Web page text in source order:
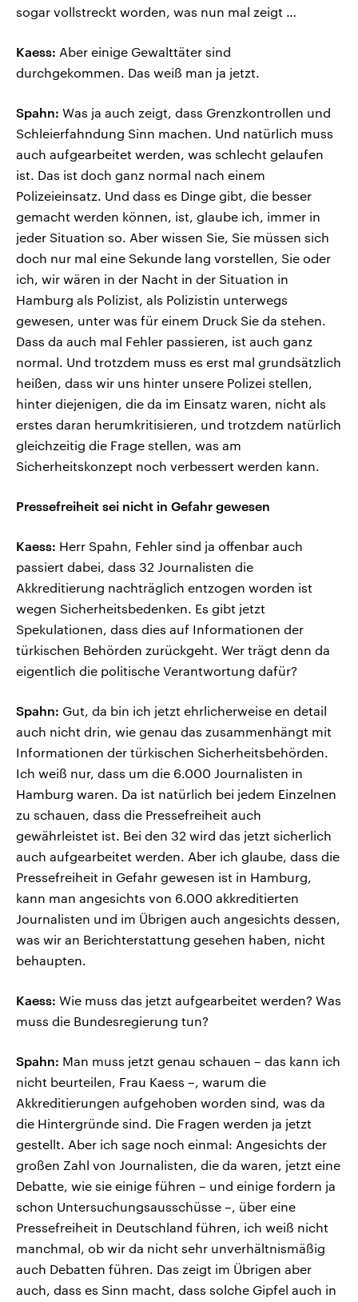
sogar vollstreckt worden, was nun mal zeigt …
Kaess: Aber einige Gewalttäter sind
durchgekommen. Das weiß man ja jetzt.
Spahn: Was ja auch zeigt, dass Grenzkontrollen und
Schleierfahndung Sinn machen. Und natürlich muss
auch aufgearbeitet werden, was schlecht gelaufen
ist. Das ist doch ganz normal nach einem
Polizeieinsatz. Und dass es Dinge gibt, die besser
gemacht werden können, ist, glaube ich, immer in
jeder Situation so. Aber wissen Sie, Sie müssen sich
doch nur mal eine Sekunde lang vorstellen, Sie oder
ich, wir wären in der Nacht in der Situation in
Hamburg als Polizist, als Polizistin unterwegs
gewesen, unter was für einem Druck Sie da stehen.
Dass da auch mal Fehler passieren, ist auch ganz
normal. Und trotzdem muss es erst mal grundsätzlich
heißen, dass wir uns hinter unsere Polizei stellen,
hinter diejenigen, die da im Einsatz waren, nicht als
erstes daran herumkritisieren, und trotzdem natürlich
gleichzeitig die Frage stellen, was am
Sicherheitskonzept noch verbessert werden kann.
Pressefreiheit sei nicht in Gefahr gewesen
Kaess: Herr Spahn, Fehler sind ja offenbar auch
passiert dabei, dass 32 Journalisten die
Akkreditierung nachträglich entzogen worden ist
wegen Sicherheitsbedenken. Es gibt jetzt
Spekulationen, dass dies auf Informationen der
türkischen Behörden zurückgeht. Wer trägt denn da
eigentlich die politische Verantwortung dafür?
Spahn: Gut, da bin ich jetzt ehrlicherweise en detail
auch nicht drin, wie genau das zusammenhängt mit
Informationen der türkischen Sicherheitsbehörden.
Ich weiß nur, dass um die 6.000 Journalisten in
Hamburg waren. Da ist natürlich bei jedem Einzelnen
zu schauen, dass die Pressefreiheit auch
gewährleistet ist. Bei den 32 wird das jetzt sicherlich
auch aufgearbeitet werden. Aber ich glaube, dass die
Pressefreiheit in Gefahr gewesen ist in Hamburg,
kann man angesichts von 6.000 akkreditierten
Journalisten und im Übrigen auch angesichts dessen,
was wir an Berichterstattung gesehen haben, nicht
behaupten.
Kaess: Wie muss das jetzt aufgearbeitet werden? Was
muss die Bundesregierung tun?
Spahn: Man muss jetzt genau schauen – das kann ich
nicht beurteilen, Frau Kaess –, warum die
Akkreditierungen aufgehoben worden sind, was da
die Hintergründe sind. Die Fragen werden ja jetzt
gestellt. Aber ich sage noch einmal: Angesichts der
großen Zahl von Journalisten, die da waren, jetzt eine
Debatte, wie sie einige führen – und einige fordern ja
schon Untersuchungsausschüsse –, über eine
Pressefreiheit in Deutschland führen, ich weiß nicht
manchmal, ob wir da nicht sehr unverhältnismäßig
auch Debatten führen. Das zeigt im Übrigen aber
auch, dass es Sinn macht, dass solche Gipfel auch in